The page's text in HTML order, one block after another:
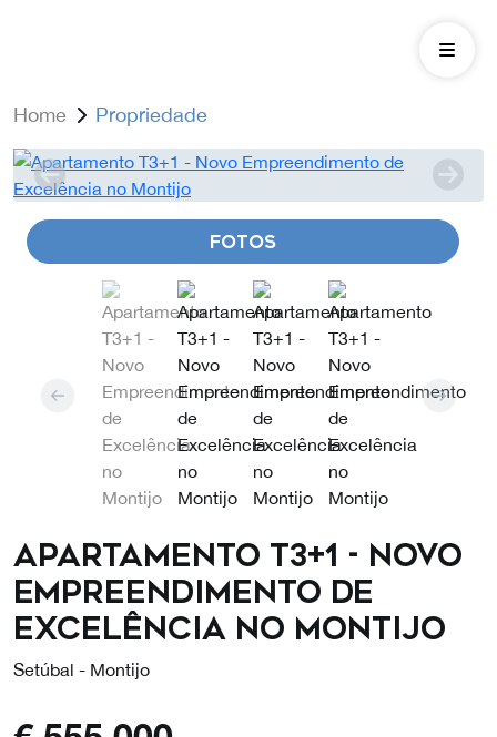
Home Propriedade
FOTOS
Apartamento T3+1 - Novo
Empreendimento de
Excelência no Montijo
Setúbal - Montijo